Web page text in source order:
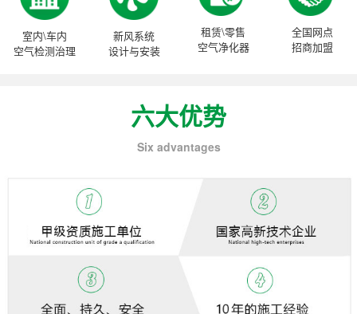
室内\车内
空气检测治理
新风系统
设计与安装
租赁\零售
空气净化器
全国网点
招商加盟
六大优势
Six advantages